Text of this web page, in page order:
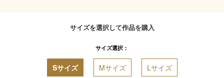
サイズを選択して作品を購入
サイズ選択：
Sサイズ Mサイズ Lサイズ